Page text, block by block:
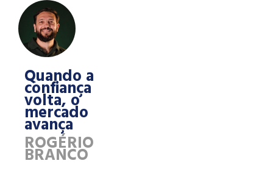
Quando a
confiança
volta, o
mercado
avança
ROGÉRIO
BRANCO